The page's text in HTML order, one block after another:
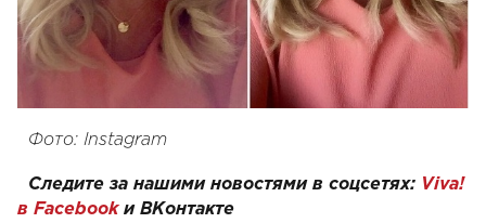
Фото: Instagram
Следите за нашими новостями в соцсетях: Viva!
в Facebookи ВКонтакте